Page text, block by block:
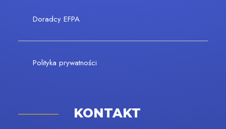
Doradcy EFPA
Polityka prywatności
KONTAKT